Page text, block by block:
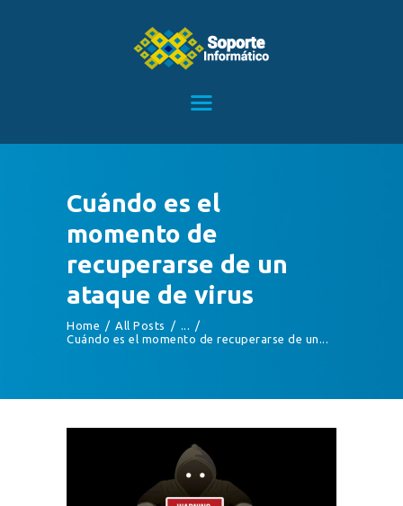
Cuándo es el
momento de
recuperarse de un
ataque de virus
Home All Posts
...
Cuándo es el momento de recuperarse de un...
BLOG
TIENDA